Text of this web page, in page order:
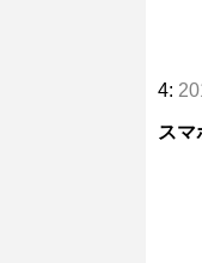
4:
スマ